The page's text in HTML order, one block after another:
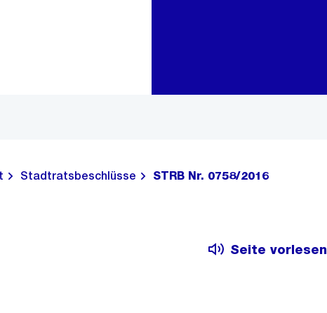
Stadtratsbeschlüsse STRB Nr. 0758/2016
Seite vorlesen